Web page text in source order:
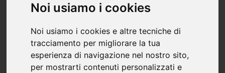
Noi usiamo i cookies
Noi usiamo i cookies e altre tecniche di
tracciamento per migliorare la tua
esperienza di navigazione nel nostro sito,
per mostrarti contenuti personalizzati e
Appartamento oltre 5 locali
in vendita a Alcamo
50.000 € 110 mq 5 stanze 1 bagno